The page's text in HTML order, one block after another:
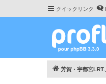
クイックリンク
芳賀・宇都宮LRT